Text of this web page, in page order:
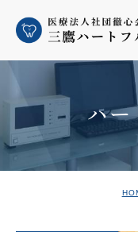
ハー